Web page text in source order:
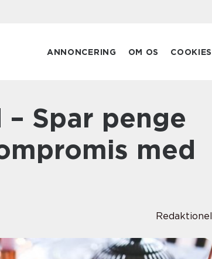
ANNONCERING OM OS COOKIES
med
Redaktionel